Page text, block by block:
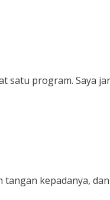
satu program. Saya
kepadanya,